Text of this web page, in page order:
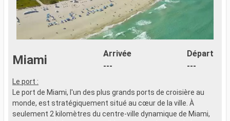
Miami
Arrivée
---
Départ
---
Le port :
Le port de Miami, l'un des plus grands ports de croisière au
monde, est stratégiquement situé au cœur de la ville. À
seulement 2 kilomètres du centre-ville dynamique de Miami,